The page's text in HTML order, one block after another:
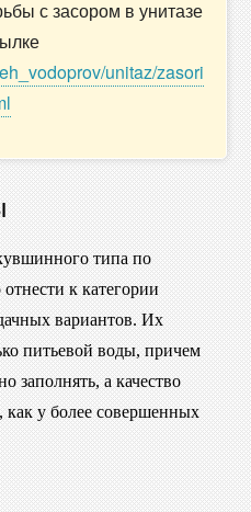
с засором в унитазе
unitaz/zasori
типа по
к категории
вариантов. Их
питьевой воды, причем
заполнять, а качество
как у более совершенных